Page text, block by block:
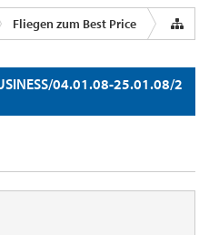
Fliegen zum Best Price
04.01.08-25.01.08/2